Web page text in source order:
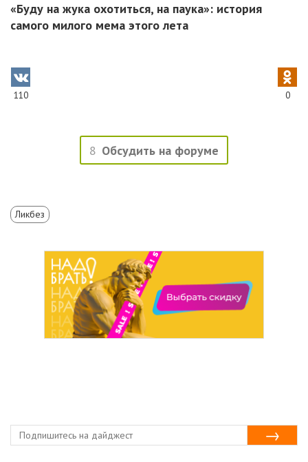
«Буду на жука охотиться, на паука»: история
самого милого мема этого лета
110 0
8 Обсудить на форуме
Ликбез